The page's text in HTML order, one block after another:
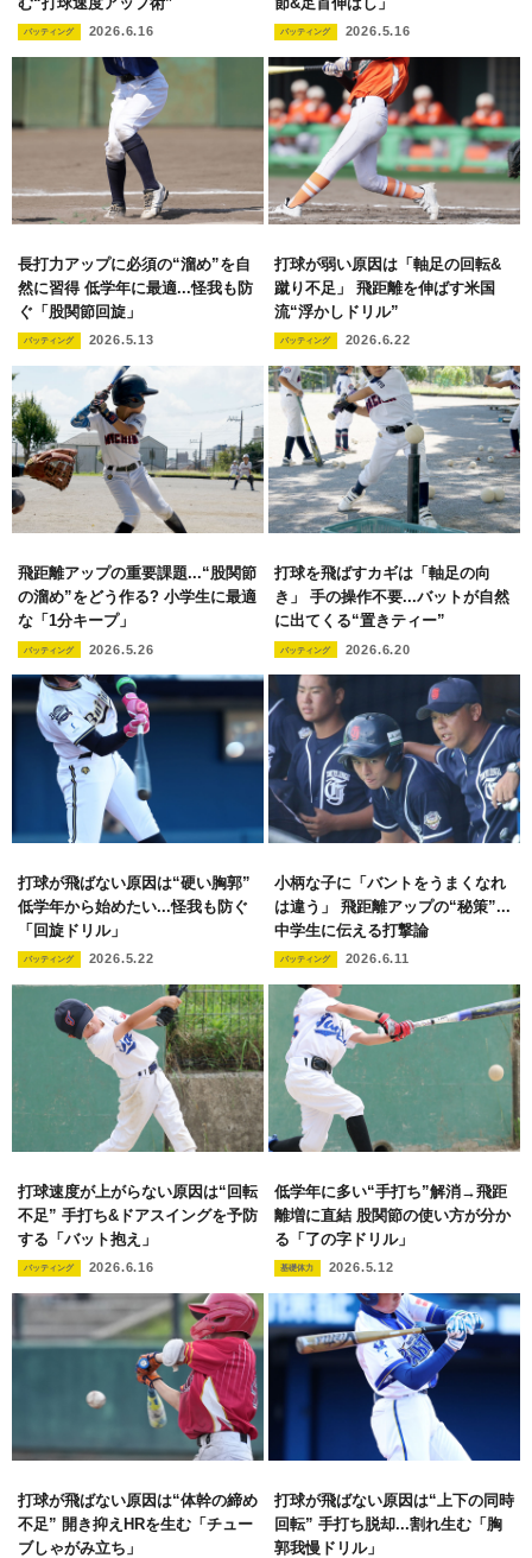
バッティング 2026.6.16 バッティング 2026.5.16
長打力アップに必須の“溜め”を自
然に習得 低学年に最適...怪我も防
ぐ「股関節回旋」
バッティング 2026.5.13
打球が弱い原因は「軸足の回転&
蹴り不足」 飛距離を伸ばす米国
流“浮かしドリル”
バッティング 2026.6.22
飛距離アップの重要課題...“股関節
の溜め”をどう作る? 小学生に最適
な「1分キープ」
バッティング 2026.5.26
打球を飛ばすカギは「軸足の向
き」 手の操作不要...バットが自然
に出てくる“置きティー”
バッティング 2026.6.20
打球が飛ばない原因は“硬い胸郭”
低学年から始めたい...怪我も防ぐ
「回旋ドリル」
バッティング 2026.5.22
小柄な子に「バントをうまくなれ
は違う」 飛距離アップの“秘策”...
中学生に伝える打撃論
バッティング 2026.6.11
打球速度が上がらない原因は“回転
不足” 手打ち&ドアスイングを予防
する「バット抱え」
バッティング 2026.6.16
低学年に多い“手打ち”解消→飛距
離増に直結 股関節の使い方が分か
る「了の字ドリル」
基礎体力 2026.5.12
打球が飛ばない原因は“体幹の締め
不足” 開き抑えHRを生む「チュー
ブしゃがみ立ち」
打球が飛ばない原因は“上下の同時
回転” 手打ち脱却...割れ生む「胸
郭我慢ドリル」